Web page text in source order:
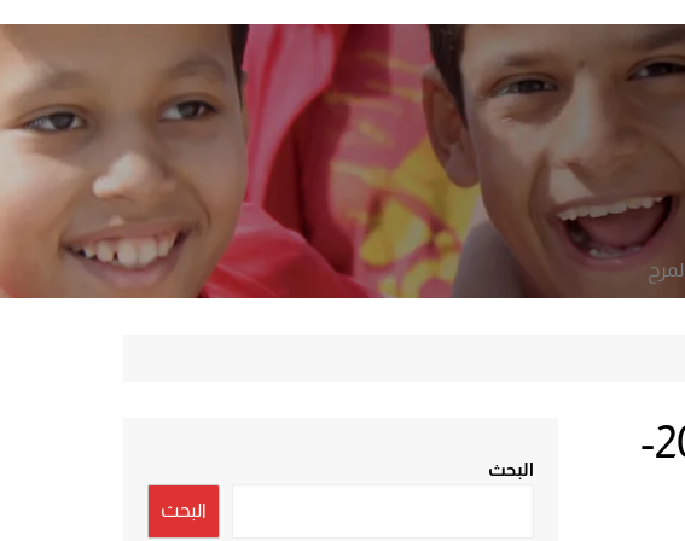
توزيع الطلبة على الصفوف للعام الدراسي 2024-
البحث
البحث